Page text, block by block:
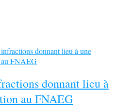
donnant lieu à
au FNAEG